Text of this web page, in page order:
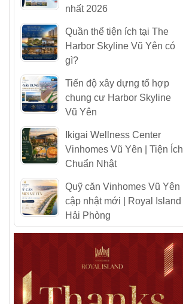
nhất 2026
Quần thể tiện ích tại The
Harbor Skyline Vũ Yên có
gì?
Tiến độ xây dựng tổ hợp
chung cư Harbor Skyline
Vũ Yên
Ikigai Wellness Center
Vinhomes Vũ Yên | Tiện Ích
Chuẩn Nhật
Quỹ căn Vinhomes Vũ Yên
cập nhật mới | Royal Island
Hải Phòng